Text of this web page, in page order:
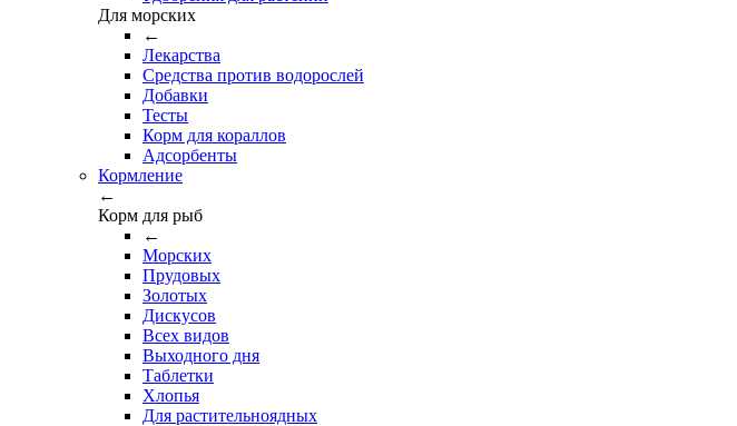
Для морских
←
Лекарства
Средства против водорослей
Добавки
Тесты
Корм для кораллов
Адсорбенты
Кормление
←
Корм для рыб
←
Морских
Прудовых
Золотых
Дискусов
Всех видов
Выходного дня
Таблетки
Хлопья
Для растительноядных